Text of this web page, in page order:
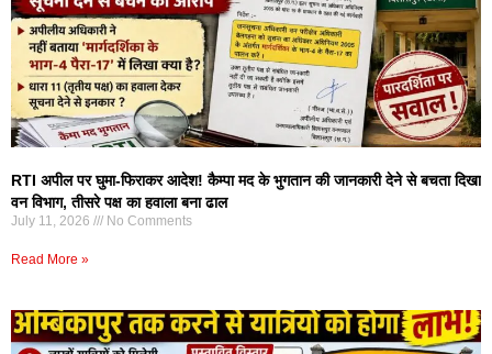
RTI अपील पर घुमा-फिराकर आदेश! कैम्पा मद के भुगतान की जानकारी देने से बचता दिखा
वन विभाग, तीसरे पक्ष का हवाला बना ढाल
July 11, 2026 No Comments
Read More »